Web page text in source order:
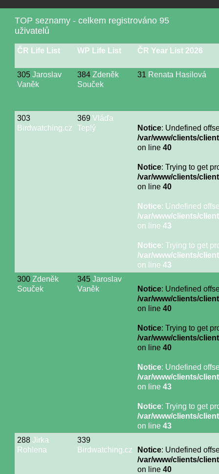
TOP seznamy - celkem registrováno 95
uživatelů
ČR Life List WP Life List ČR Year List 2026
305 Jaroslav
Vaněk
384 Zdeněk
Souček
31 Renata Hasilová
303
Birdwatching.cz
369 Vláďa
Teplý
Notice: Undefined
/var/www/clients/
on line 40
Notice: Trying to get
/var/www/clients/
on line 40
Notice: Undefined
/var/www/clients/
on line 43
Notice: Trying to get
/var/www/clients/
on line 43
300 Zdeněk
Souček
345 Jaroslav
Vaněk
Notice: Undefined
/var/www/clients/
on line 40
Notice: Trying to get
/var/www/clients/
on line 40
Notice: Undefined
/var/www/clients/
on line 43
Notice: Trying to get
/var/www/clients/
on line 43
288 Jirka
Rohlena
339
Birdwatching.cz
Notice: Undefined
/var/www/clients/
on line 40